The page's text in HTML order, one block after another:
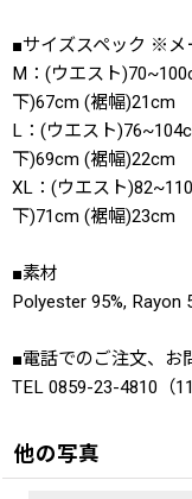
■サイズスペック ※メ
M：(ウエスト
下)67cm (裾幅)21cm
L：(ウエスト
下)69cm (裾幅)22cm
XL：(ウエスト
下)71cm (裾幅)23cm
■素材
Polyester 95%, Rayon
■電話でのご注文、お
TEL 0859-23-4810（
他の写真